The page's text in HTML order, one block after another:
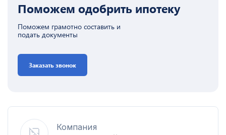
Поможем одобрить ипотеку
Поможем грамотно составить и
подать документы
Заказать звонок
Компания